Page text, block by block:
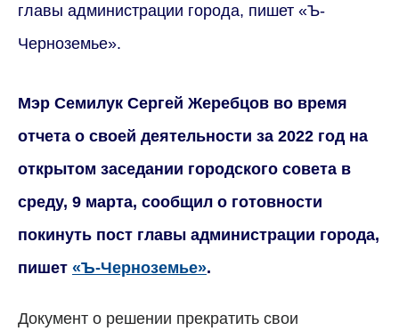
главы администрации города, пишет «Ъ-
Черноземье».
Мэр Семилук Сергей Жеребцов во время
отчета о своей деятельности за 2022 год на
открытом заседании городского совета в
среду, 9 марта, сообщил о готовности
покинуть пост главы администрации города,
пишет «Ъ-Черноземье».
Документ о решении прекратить свои